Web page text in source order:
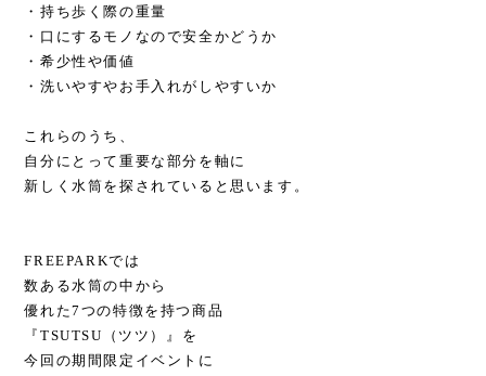
・持ち歩く際の重量
・口にするモノなので安全かどうか
・希少性や価値
・洗いやすやお手入れがしやすいか
これらのうち、
自分にとって重要な部分を軸に
新しく水筒を探されていると思います。
FREEPARKでは
数ある水筒の中から
優れた7つの特徴を持つ商品
『TSUTSU（ツツ）』を
今回の期間限定イベントに